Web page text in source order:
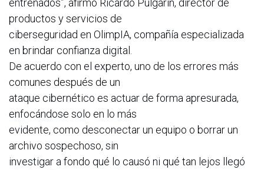
productos y servicios de
ciberseguridad en OlimpIA, compañía especializada
en brindar confianza digital.
De acuerdo con el experto, uno de los errores más
comunes después de un
ataque cibernético es actuar de forma apresurada,
enfocándose solo en lo más
evidente, como desconectar un equipo o borrar un
archivo sospechoso, sin
investigar a fondo qué lo causó ni qué tan lejos llegó